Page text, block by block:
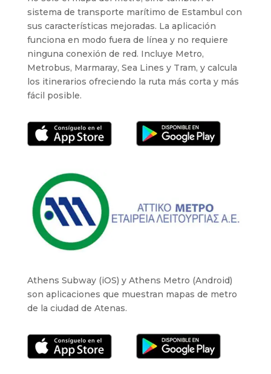
sistema de transporte marítimo de Estambul con
sus características mejoradas. La aplicación
funciona en modo fuera de línea y no requiere
ninguna conexión de red. Incluye Metro,
Metrobus, Marmaray, Sea Lines y Tram, y calcula
los itinerarios ofreciendo la ruta más corta y más
fácil posible.
Athens Subway (iOS) y Athens Metro (Android)
son aplicaciones que muestran mapas de metro
de la ciudad de Atenas.